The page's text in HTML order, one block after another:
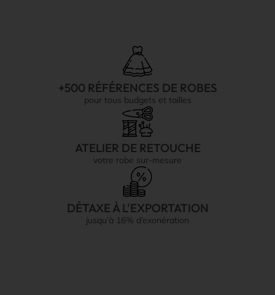
+500 RÉFÉRENCES DE ROBES
pour tous budgets et tailles
ATELIER DE RETOUCHE
votre robe sur-mesure
DÉTAXE À L'EXPORTATION
jusqu’à 16% d’exonération